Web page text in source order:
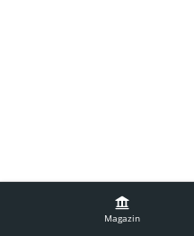
Magazin
Technische Betreuung
Nutzungsvereinbarung